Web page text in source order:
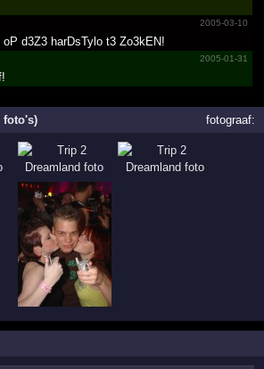
2005-03-10
d3Z3 harDsTylo t3 Zo3kEN!
2005-01-31
foto's) fotograaf: